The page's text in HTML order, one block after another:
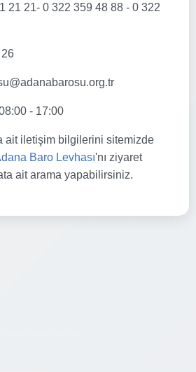
21 21- 0 322 359 48 88 - 0 322
- 17:00
ait iletişim bilgilerini sitemizde
Baro Levhası'nı ziyaret
ait arama yapabilirsiniz.